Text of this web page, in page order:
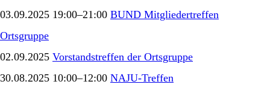
03.09.2025 19:00–21:00 BUND Mitgliedertreffen
Ortsgruppe
02.09.2025 Vorstandstreffen der Ortsgruppe
30.08.2025 10:00–12:00 NAJU-Treffen